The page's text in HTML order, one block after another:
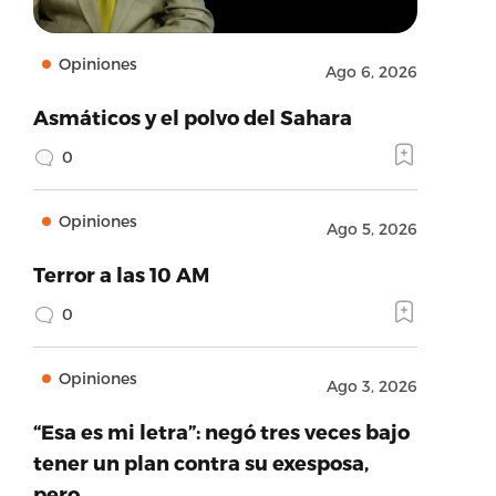
Opiniones Ago 6, 2026
Asmáticos y el polvo del Sahara
0
Opiniones Ago 5, 2026
Terror a las 10 AM
0
Opiniones Ago 3, 2026
“Esa es mi letra”: negó tres veces bajo
tener un plan contra su exesposa,